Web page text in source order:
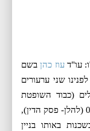
עו"דעוז כהןבשם
ולומברוזו: עו"ד בועז חריף 2 פסק דין 1. לפנינו שני ערעורים
(כבוד השופטת
מוריה צ'רקה) מיום 25.1.2018, בת"א 1817 06 (להלן- פסק הדין),
באותו בניין